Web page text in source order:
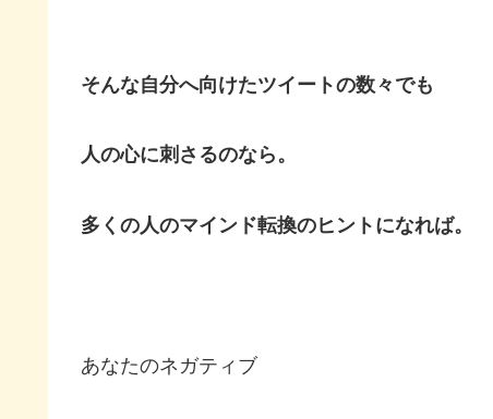
そんな自分へ向けたツイートの数々でも
人の心に刺さるのなら。
多くの人のマインド転換のヒントになれば。
あなたのネガティブ